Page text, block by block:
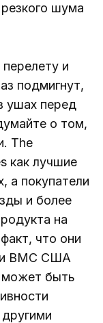
шума
и
подмигнут,
ушах перед
о том,
The
как лучшие
а покупатели
и более
на
что они
ВМС США
может быть